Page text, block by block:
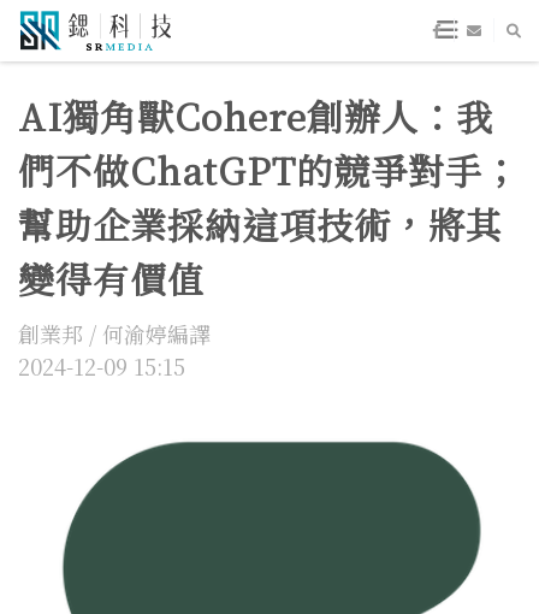
AI獨角獸Cohere創辦人：我
們不做ChatGPT的競爭對手；
幫助企業採納這項技術，將其
變得有價值
創業邦 / 何渝婷編譯
2024-12-09 15:15